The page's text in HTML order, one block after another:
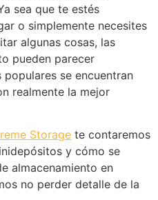
sea que te estés
o simplemente necesites
algunas cosas, las
pueden parecer
se encuentran
realmente la mejor
Storage te contaremos
y cómo se
almacenamiento en
no perder detalle de la